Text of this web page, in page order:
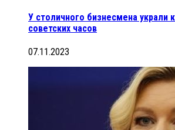
У столичного бизнесмена украли
советских часов
07.11.2023